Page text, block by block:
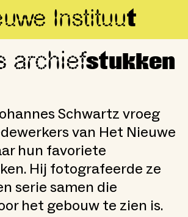
Instituut
archiefstukken
Schwartz vroeg
van Het Nieuwe
hun favoriete
Hij fotografeerde ze
serie samen die
het gebouw te zien is.